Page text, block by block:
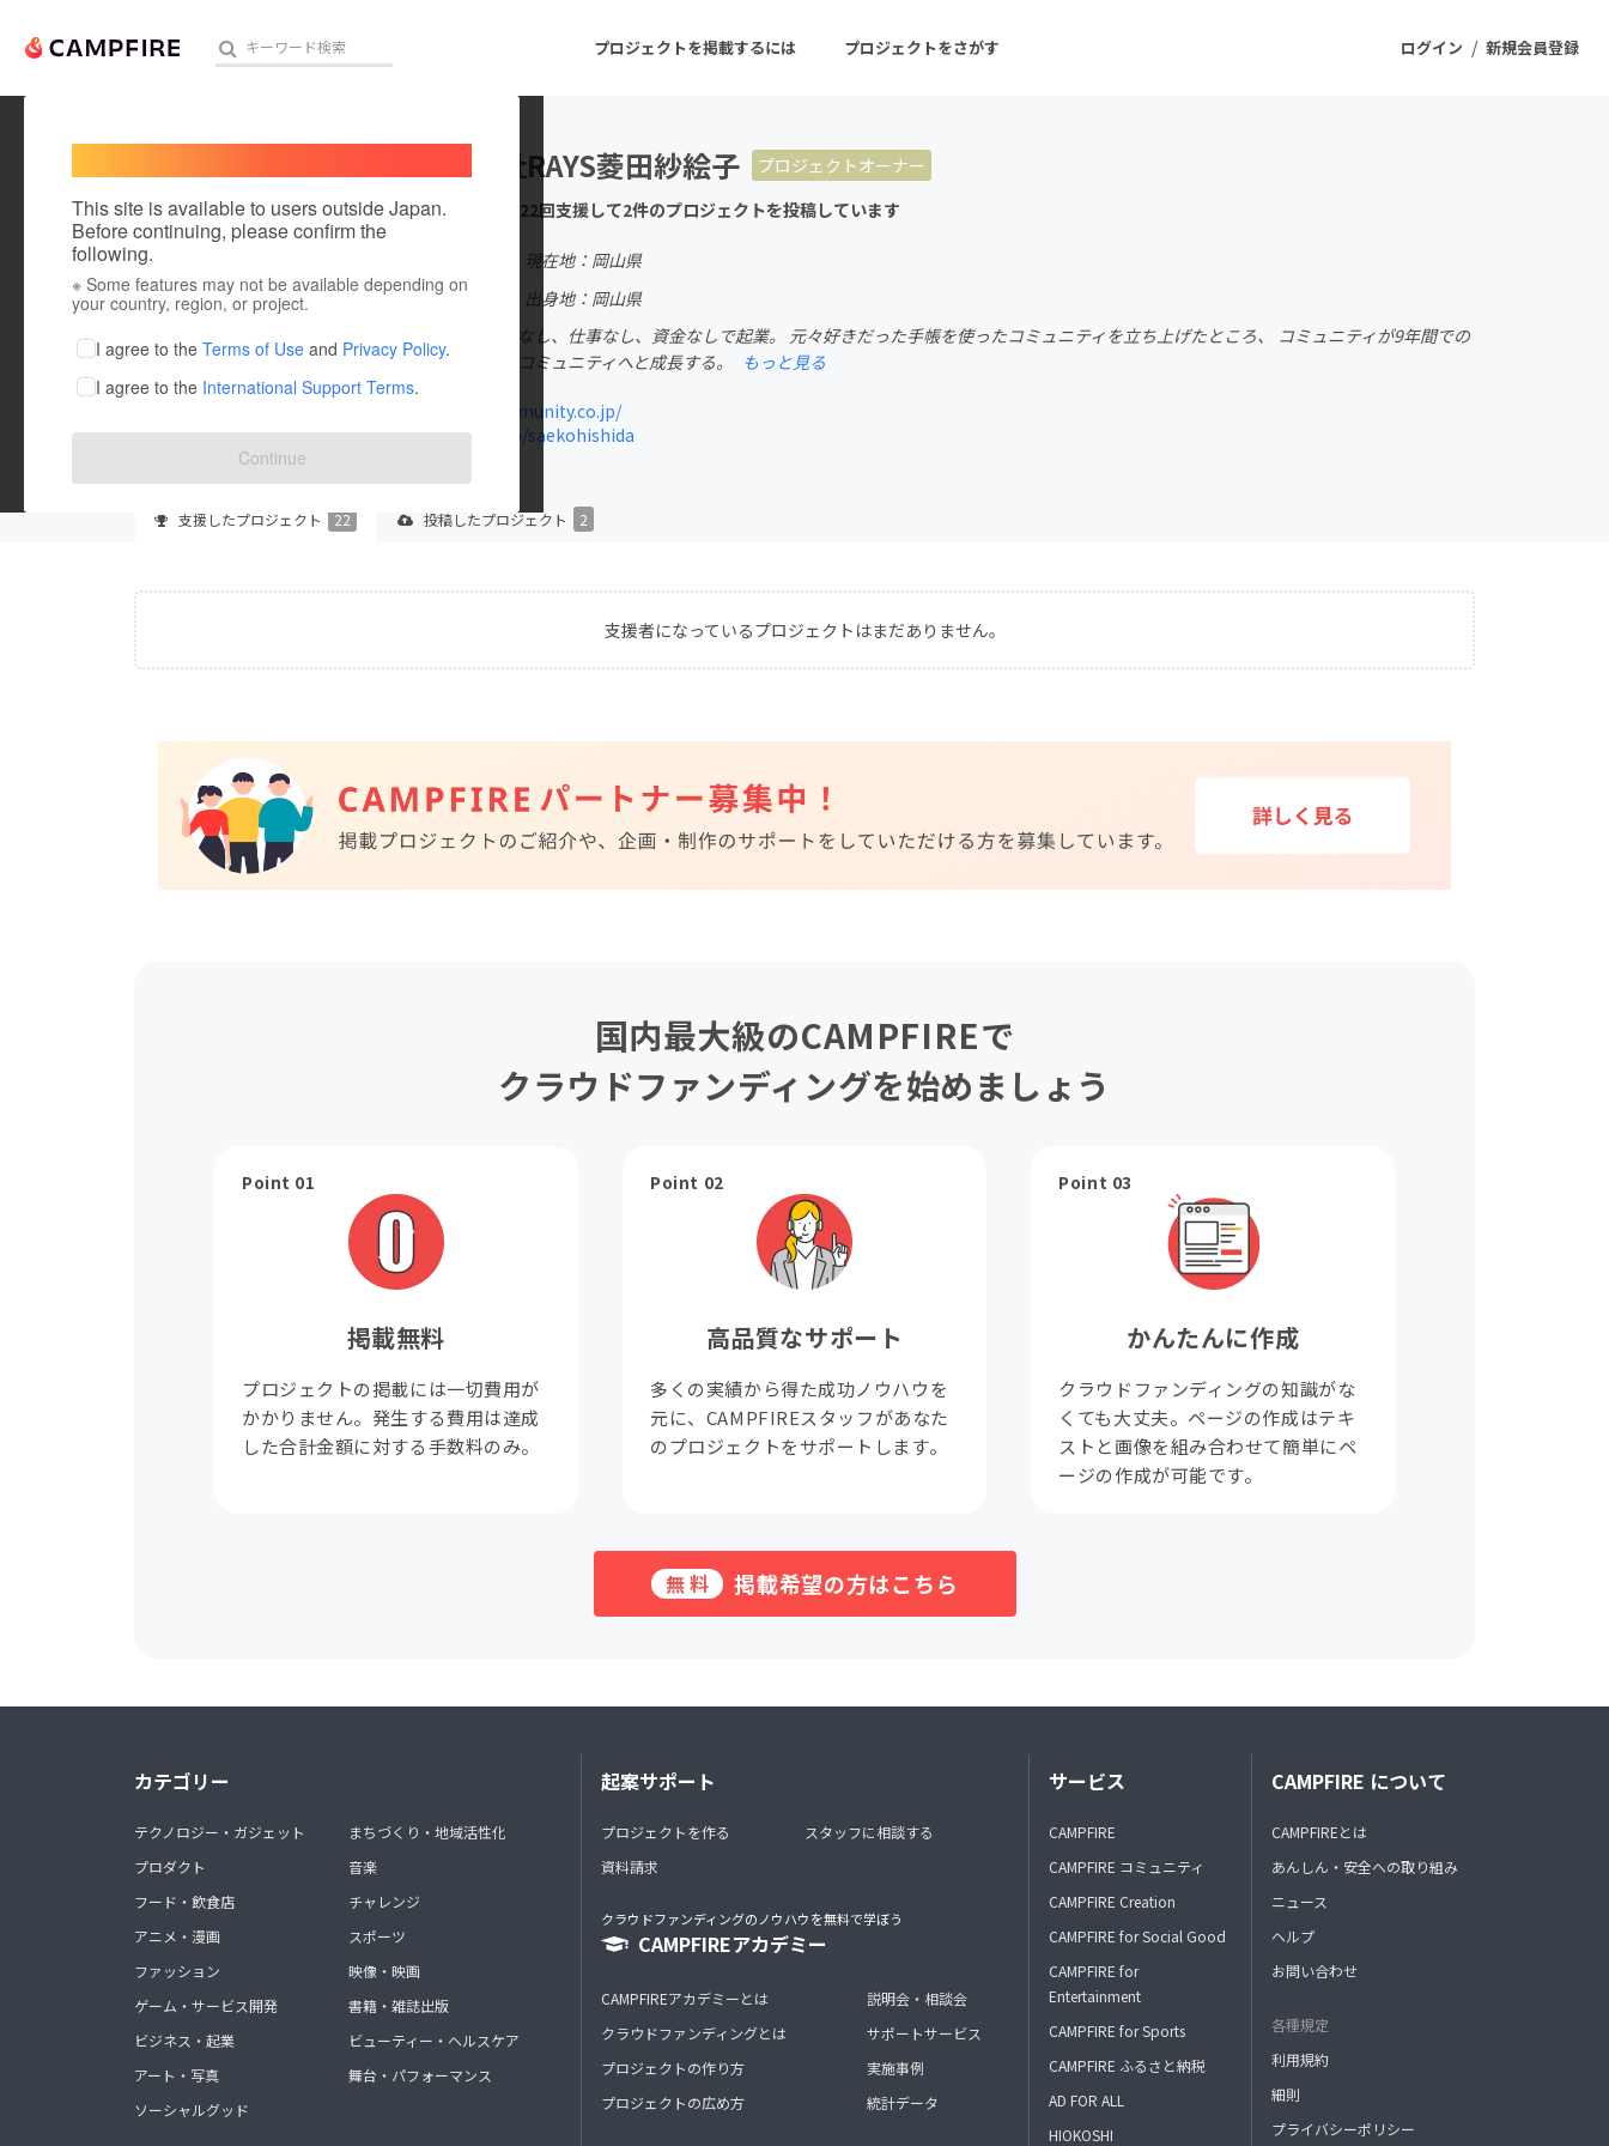
ログイン / 新規会員登録
プロジェクトを掲載するには プロジェクトをさがす
人気のプロジェクト 注目のリターン 注目の新着プロジェクト 募集終了が近いプロジェクト
アート・写真 音楽
テクノロジー・ガジェット
ゲーム・サービス開発 フード・飲食店
ファッション
映像・映画
ビジネス・起業
チャレンジ
まちづくり・地域活性化
This site is available to users outside Japan.
Before continuing, please confirm the
following.
※ Some features may not be available depending on
your country, region, or project.
I agree to the Terms of Use and Privacy Policy.
I agree to the International Support Terms.
Continue
合同会社RAYS菱田紗絵子
プロジェクトオーナー
これまでに22回支援して2件のプロジェクトを投稿しています
現在地：岡山県
出身国：日本
出身地：岡山県
2015年、資格なし、仕事なし、資金なしで起業。 元々好きだった手帳を使ったコミュニティを立ち上げたところ、 コミュニティが9年間での
べ1000名超のコミュニティへと成長する。
もっと見る
rays-community.co.jp/
ameblo.jp/saekohishida
支援したプロジェクト 22 投稿したプロジェクト 2
支援者になっているプロジェクトはまだありません。
国内最大級のCAMPFIREで
クラウドファンディングを始めましょう
Point 01
掲載無料
プロジェクトの掲載には一切費用が
かかりません。発生する費用は達成
した合計金額に対する手数料のみ。
Point 02
高品質なサポート
多くの実績から得た成功ノウハウを
元に、CAMPFIREスタッフがあなた
のプロジェクトをサポートします。
Point 03
かんたんに作成
クラウドファンディングの知識がな
くても大丈夫。ページの作成はテキ
ストと画像を組み合わせて簡単にペ
ージの作成が可能です。
無料 掲載希望の方はこちら
カテゴリー
テクノロジー・ガジェット
プロダクト
フード・飲食店
アニメ・漫画
ファッション
ゲーム・サービス開発
ビジネス・起業
アート・写真
ソーシャルグッド
まちづくり・地域活性化
音楽
チャレンジ
スポーツ
映像・映画
書籍・雑誌出版
ビューティー・ヘルスケア
舞台・パフォーマンス
起案サポート
プロジェクトを作る
資料請求
スタッフに相談する
クラウドファンディングのノウハウを無料で学ぼう
CAMPFIREアカデミー
CAMPFIREアカデミーとは
クラウドファンディングとは
プロジェクトの作り方
プロジェクトの広め方
説明会・相談会
サポートサービス
実施事例
統計データ
サービス
CAMPFIRE
CAMPFIRE コミュニティ
CAMPFIRE Creation
CAMPFIRE for Social Good
CAMPFIRE for
Entertainment
CAMPFIRE for Sports
CAMPFIRE ふるさと納税
AD FOR ALL
HIOKOSHI
CAMPFIRE について
CAMPFIREとは
あんしん・安全への取り組み
ニュース
ヘルプ
お問い合わせ
各種規定
利用規約
細則
プライバシーポリシー